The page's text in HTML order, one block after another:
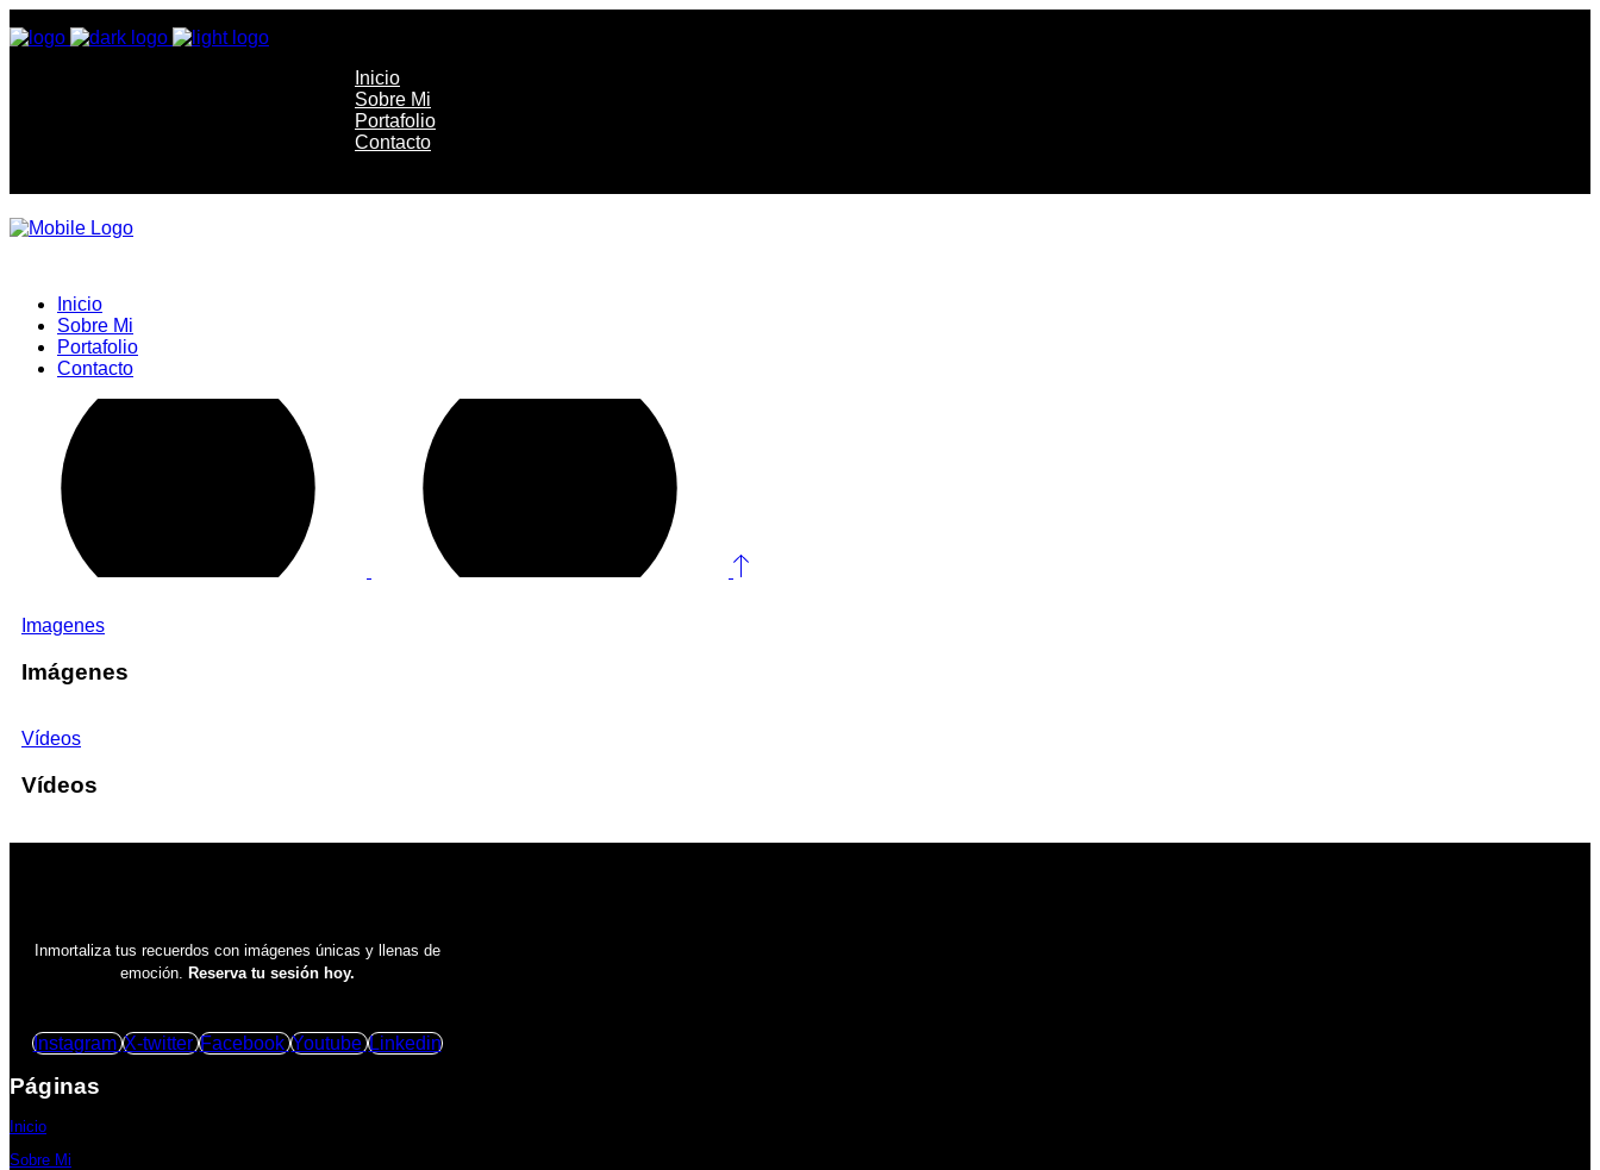
Inicio
Sobre Mi
Portafolio
Contacto
Inicio
Sobre Mi
Portafolio
Contacto
Imagenes
Imágenes
Vídeos
Vídeos
Inmortaliza tus recuerdos con imágenes únicas y llenas de
emoción.
Reserva tu sesión hoy.
Instagram X-twitter Facebook Youtube Linkedin
Páginas
Inicio
Sobre Mi